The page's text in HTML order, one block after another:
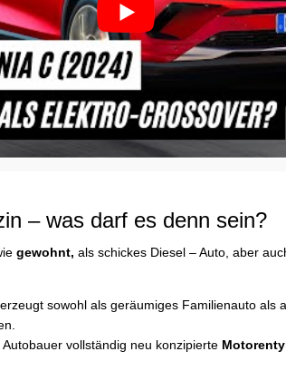
– was darf es denn sein?
gewohnt, als schickes Diesel – Auto, aber
sowohl als geräumiges Familienauto als
vollständig neu konzipierte